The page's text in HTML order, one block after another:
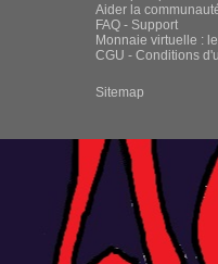
Aider la
FAQ - Support
Monnaie virtuelle :
CGU - Conditions
Sitemap